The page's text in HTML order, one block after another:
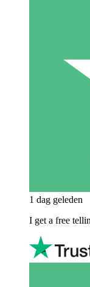
1 dag geleden
I get a free